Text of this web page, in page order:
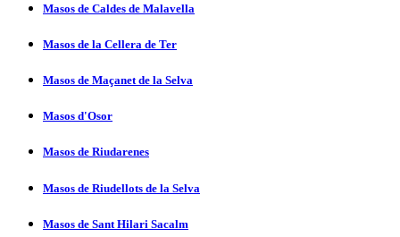
Masos de Caldes de Malavella
Masos de la Cellera de Ter
Masos de Maçanet de la Selva
Masos d'Osor
Masos de Riudarenes
Masos de Riudellots de la Selva
Masos de Sant Hilari Sacalm